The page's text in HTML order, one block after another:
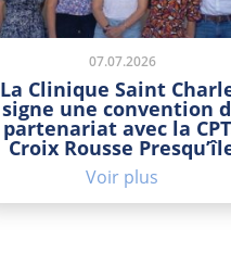
07.07.2026
La Clinique Saint
signe une convention
partenariat avec la
Croix Rousse
Voir plus